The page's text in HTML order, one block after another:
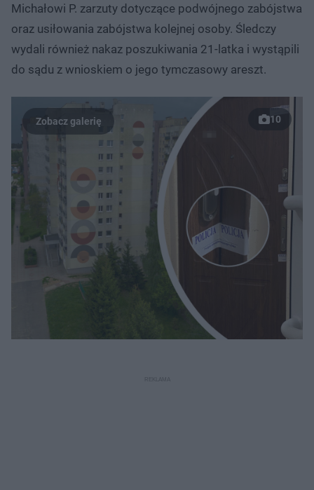
Michałowi P. zarzuty dotyczące podwójnego zabójstwa
oraz usiłowania zabójstwa kolejnej osoby. Śledczy
wydali również nakaz poszukiwania 21-latka i wystąpili
do sądu z wnioskiem o jego tymczasowy areszt.
10